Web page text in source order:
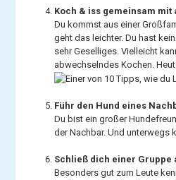
Koch & iss gemeinsam mit
Du kommst aus einer
geht das leichter. Du hast
sehr Geselliges. Vielleicht
abwechselndes Kochen.
Führ den Hund eines
Du bist ein großer
der Nachbar. Und unterwegs
Schließ dich einer Gruppe
Besonders gut zum Leute